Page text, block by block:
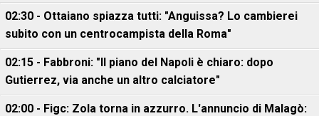
02:30 - Ottaiano spiazza tutti: "Anguissa? Lo cambierei
subito con un centrocampista della Roma"
02:15 - Fabbroni: "Il piano del Napoli è chiaro: dopo
Gutierrez, via anche un altro calciatore"
02:00 - Figc: Zola torna in azzurro. L'annuncio di Malagò: